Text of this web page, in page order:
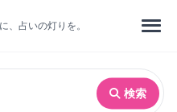
、占いの灯りを。
検索